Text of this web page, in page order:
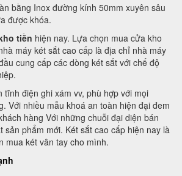
bằng Inox đường kính 50mm xuyên sâu
được khóa.
tiền hiện nay. Lựa chọn mua cửa kho
máy két sắt cao cấp là địa chỉ nhà máy
cung cấp các dòng két sắt với chế độ
tĩnh điện ghi xám vv, phù hợp với mọi
Với nhiều mẫu khoá an toàn hiện đại đem
hàng Với những chuỗi đại diện bán
sản phẩm mới. Két sắt cao cấp hiện nay là
mua két vân tay cho mình.